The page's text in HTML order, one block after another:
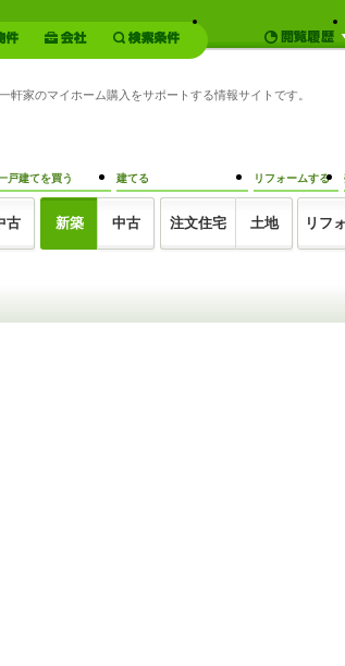
家のマイホーム購入をサポートする情報サイトです。
古
戸建てを買う
新築 中古
建てる
注文住宅 土地
リフォームする
リフ